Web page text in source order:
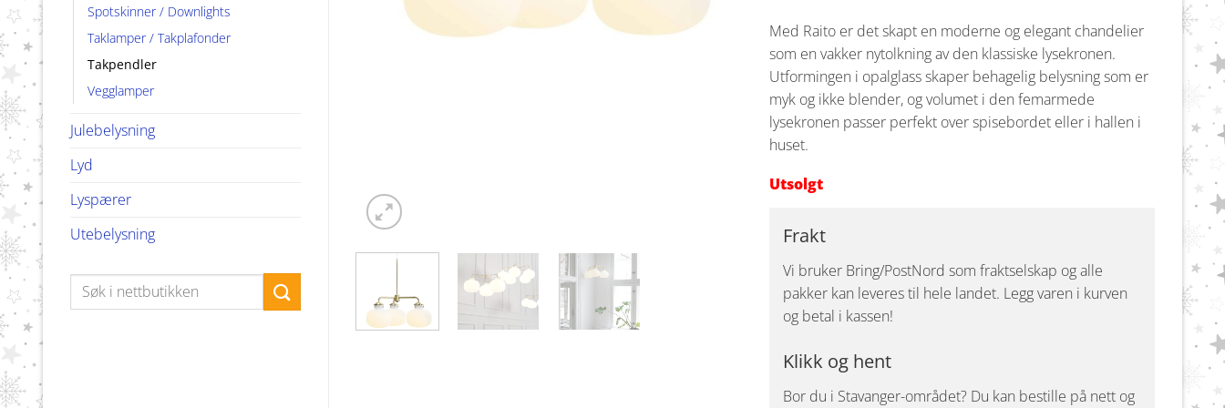
Spotskinner / Downlights
Taklamper / Takplafonder
Takpendler
Vegglamper
Julebelysning
Lyd
Lyspærer
Utebelysning
Søk
Med Raito er det skapt en moderne og elegant chandelier
som en vakker nytolkning av den klassiske lysekronen.
Utformingen i opalglass skaper behagelig belysning som er
myk og ikke blender, og volumet i den femarmede
lysekronen passer perfekt over spisebordet eller i hallen i
huset.
Utsolgt
Frakt
Vi bruker Bring/PostNord som fraktselskap og alle
pakker kan leveres til hele landet. Legg varen i kurven
og betal i kassen!
Klikk og hent
Bor du i Stavanger-området? Du kan bestille på nett og